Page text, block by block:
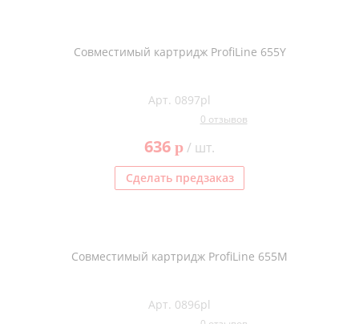
Совместимый картридж ProfiLine 655Y
Арт. 0897pl
0 отзывов
636 p/ шт.
Сделать предзаказ
Совместимый картридж ProfiLine 655M
Арт. 0896pl